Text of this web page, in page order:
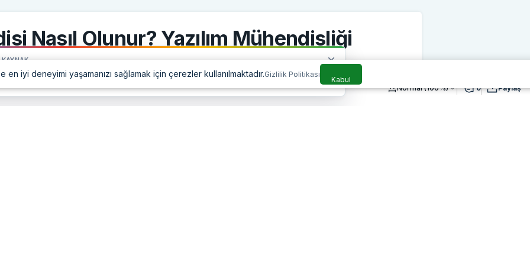
Nasıl Olunur? Yazılım Mühendisliği
Maaşları Normal (100%) 0 Paylaş
en iyi deneyimi yaşamanızı sağlamak için çerezler kullanılmaktadır.Gizlilik Politikası
Kabul
KAYNAK
öne çıkarın Kaynağı Ekle